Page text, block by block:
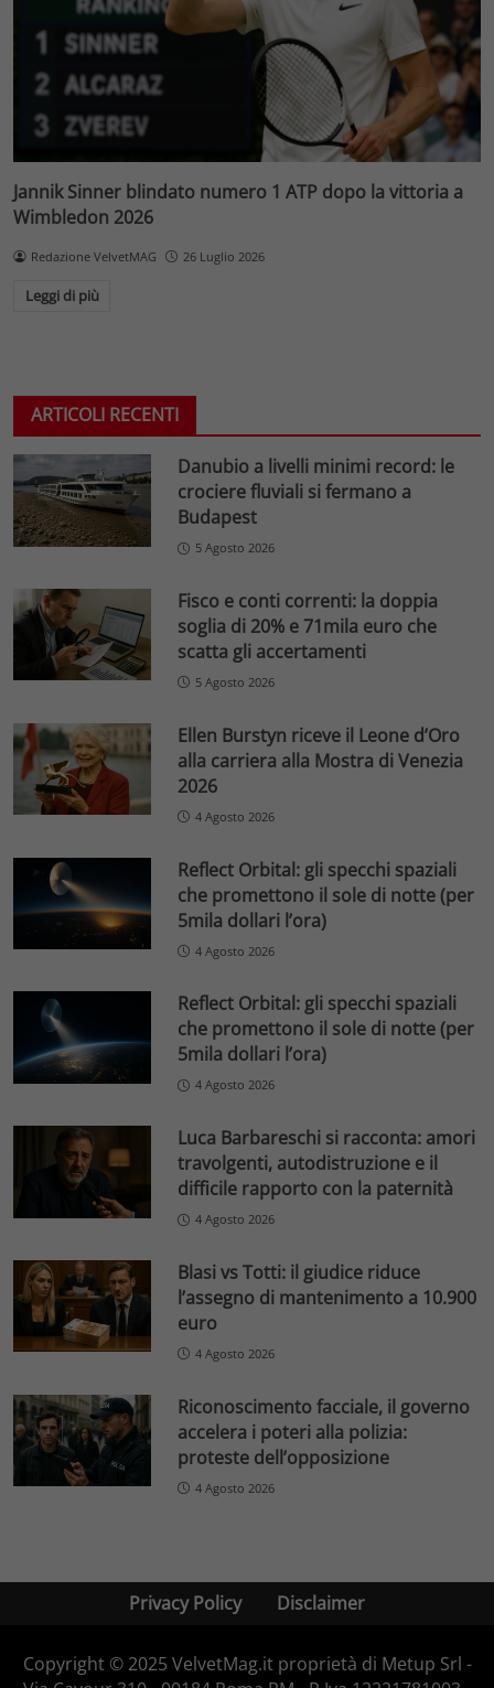
Jannik Sinner blindato numero 1 ATP dopo la vittoria a
Wimbledon 2026
Redazione VelvetMAG 26 Luglio 2026
Leggi di più
ARTICOLI RECENTI
Danubio a livelli minimi record: le
crociere fluviali si fermano a
Budapest
5 Agosto 2026
Fisco e conti correnti: la doppia
soglia di 20% e 71mila euro che
scatta gli accertamenti
5 Agosto 2026
Ellen Burstyn riceve il Leone d’Oro
alla carriera alla Mostra di Venezia
2026
4 Agosto 2026
Reflect Orbital: gli specchi spaziali
che promettono il sole di notte (per
5mila dollari l’ora)
4 Agosto 2026
Reflect Orbital: gli specchi spaziali
che promettono il sole di notte (per
5mila dollari l’ora)
4 Agosto 2026
Luca Barbareschi si racconta: amori
travolgenti, autodistruzione e il
difficile rapporto con la paternità
4 Agosto 2026
Blasi vs Totti: il giudice riduce
l’assegno di mantenimento a 10.900
euro
4 Agosto 2026
Riconoscimento facciale, il governo
accelera i poteri alla polizia:
proteste dell’opposizione
4 Agosto 2026
Privacy Policy Disclaimer
Copyright © 2025 VelvetMag.it proprietà di Metup Srl -